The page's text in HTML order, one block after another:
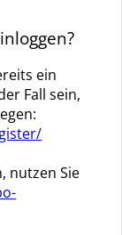
ein
Fall sein,
nutzen Sie